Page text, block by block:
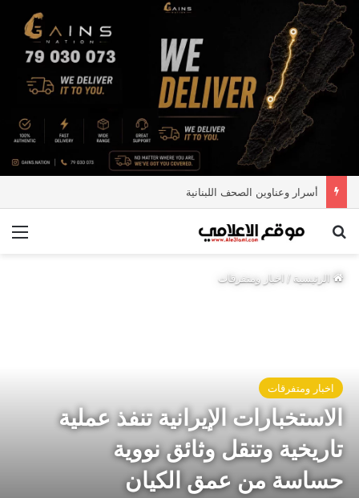
أسرار وعناوين الصحف اللبنانية
بحث عن
الرئيسية/ اخبار ومتفرقات
اخبار ومتفرقات
الاستخبارات الإيرانية تنفذ عملية
تاريخية وتنقل وثائق نووية
حساسة من عمق الكيان